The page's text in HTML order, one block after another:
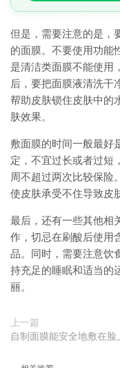
但是，需要注意的是，
的面膜。不要使用功能
是清洁类面膜不能使用
后，要把面膜液清洗干
帮助皮肤锁住皮肤中的
肤效果。
敷面膜的时间一般最好
定，不宜过长或者过短
周不超过两次比较保险
使皮肤承受不住导致皮
最后，还有一些其他相
作，切忌在刷酸后使用
品。同时，需要注意饮
持充足的睡眠和适当的
丽。
上一篇
自制面膜能安全地敷在脸